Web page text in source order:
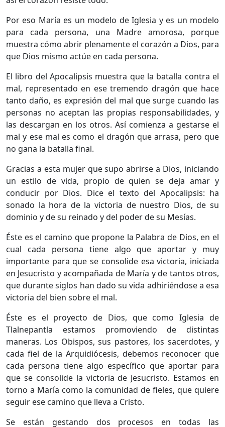
Por eso María es un modelo de Iglesia y es un modelo
para cada persona, una Madre amorosa, porque
muestra cómo abrir plenamente el corazón a Dios, para
que Dios mismo actúe en cada persona.
El libro del Apocalipsis muestra que la batalla contra el
mal, representado en ese tremendo dragón que hace
tanto daño, es expresión del mal que surge cuando las
personas no aceptan las propias responsabilidades, y
las descargan en los otros. Así comienza a gestarse el
mal y ese mal es como el dragón que arrasa, pero que
no gana la batalla final.
Gracias a esta mujer que supo abrirse a Dios, iniciando
un estilo de vida, propio de quien se deja amar y
conducir por Dios. Dice el texto del Apocalipsis: ha
sonado la hora de la victoria de nuestro Dios, de su
dominio y de su reinado y del poder de su Mesías.
Éste es el camino que propone la Palabra de Dios, en el
cual cada persona tiene algo que aportar y muy
importante para que se consolide esa victoria, iniciada
en Jesucristo y acompañada de María y de tantos otros,
que durante siglos han dado su vida adhiriéndose a esa
victoria del bien sobre el mal.
Éste es el proyecto de Dios, que como Iglesia de
Tlalnepantla estamos promoviendo de distintas
maneras. Los Obispos, sus pastores, los sacerdotes, y
cada fiel de la Arquidiócesis, debemos reconocer que
cada persona tiene algo específico que aportar para
que se consolide la victoria de Jesucristo. Estamos en
torno a María como la comunidad de fieles, que quiere
seguir ese camino que lleva a Cristo.
Se están gestando dos procesos en todas las